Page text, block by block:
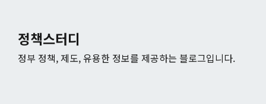
정책스터디
정부 정책, 제도, 유용한 정보를 제공하는 블로그입니다.